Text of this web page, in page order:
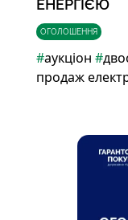
ОГОЛОШЕННЯ
ЕНЕРГІЄЮ
#аукціон #
продаж